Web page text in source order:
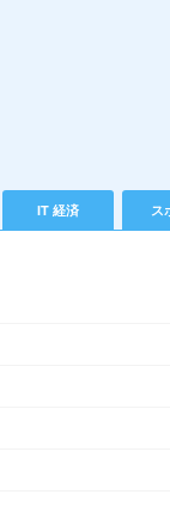
IT 経済 ス